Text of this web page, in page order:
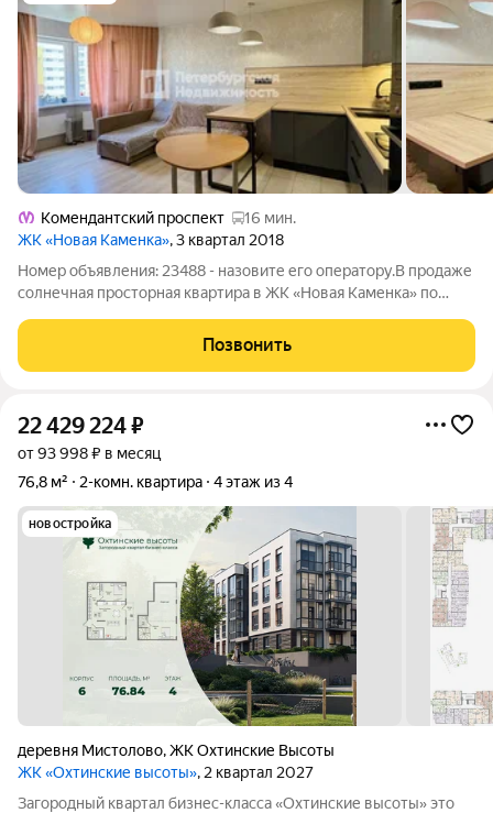
Комендантский проспект
16 мин.
ЖК «Новая Каменка», 3 квартал 2018
Номер объявления: 23488 - назовите его оператору.В продаже
солнечная просторная квартира в ЖК «Новая Каменка» по
этаже панельного дома 2018 года постройки. Приятный
чистый подъезд с двумя
Позвонить
22 429 224₽
от 93 998 ₽ в месяц
76,8 м²
2-комн. квартира 4 этаж из 4
новостройка
деревня Мистолово,ЖК Охтинские Высоты
ЖК «Охтинские высоты», 2 квартал 2027
Зaгopoдный квартал бизнес-классa «Охтинские высoты» этo